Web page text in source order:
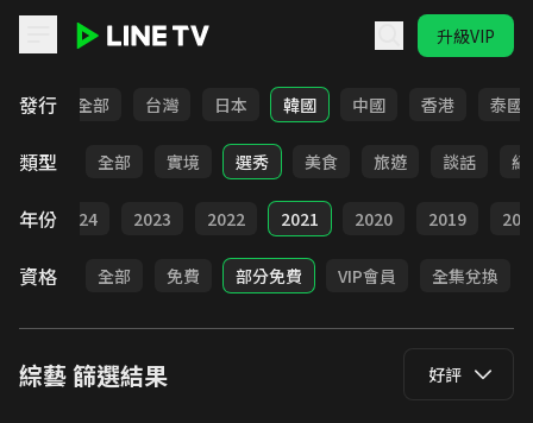
升級VIP
發行 全部 台灣 日本 韓國 中國 香港 泰國
類型 全部 實境 選秀 美食 旅遊 談話 紀
年份 2024 2023 2022 2021 2020 2019
資格 全部 免費 部分免費 VIP會員 全集兌換
綜藝篩選結果 好評